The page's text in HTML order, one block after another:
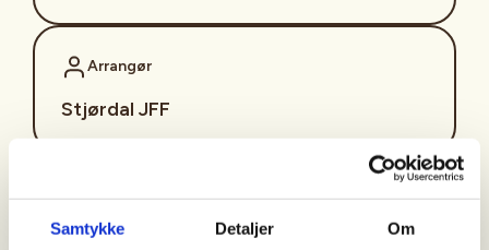
Samtykke Detaljer Om
Arrangør
Stjørdal JFF
sjffung@outlook.com